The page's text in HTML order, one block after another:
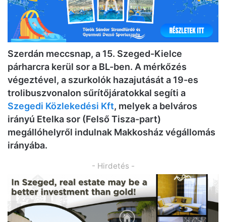
Szerdán meccsnap, a 15. Szeged-Kielce
párharcra kerül sor a BL-ben. A mérkőzés
végeztével, a szurkolók hazajutását a 19-es
trolibuszvonalon sűrítőjáratokkal segíti a
Szegedi Közlekedési Kft, melyek a belváros
irányú Etelka sor (Felső Tisza-part)
megállóhelyről indulnak Makkosház végállomás
irányába.
- Hirdetés -